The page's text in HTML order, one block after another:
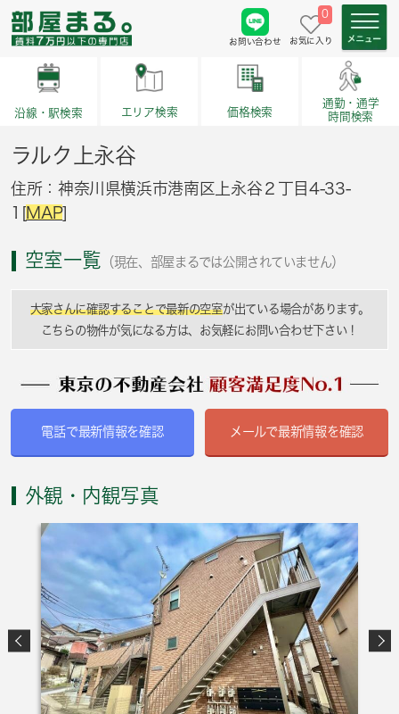
お問い合わせ
0
お気に入り
沿線・駅検索 エリア検索 価格検索
通勤・通学
時間検索
ラルク上永谷
住所：神奈川県横浜市港南区上永谷２丁目4-33-
1[MAP]
空室一覧 （現在、部屋まるでは公開されていません）
大家さんに確認することで最新の空室が出ている場合があります。
こちらの物件が気になる方は、お気軽にお問い合わせ下さい！
電話で最新情報を確認 メールで最新情報を確認
外観・内観写真